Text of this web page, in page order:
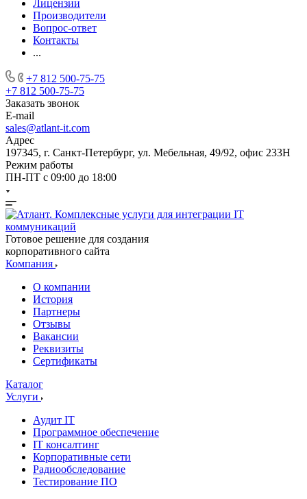
Лицензии
Производители
Вопрос-ответ
Контакты
...
+7 812 500-75-75
+7 812 500-75-75
Заказать звонок
E-mail
sales@atlant-it.com
Адрес
197345, г. Санкт-Петербург, ул. Мебельная, 49/92, офис 233Н
Режим работы
ПН-ПТ с 09:00 до 18:00
Готовое решение для создания
корпоративного сайта
Компания
О компании
История
Партнеры
Отзывы
Вакансии
Реквизиты
Сертификаты
Каталог
Услуги
Аудит IT
Программное обеспечение
IT консалтинг
Корпоративные сети
Радиообследование
Тестирование ПО